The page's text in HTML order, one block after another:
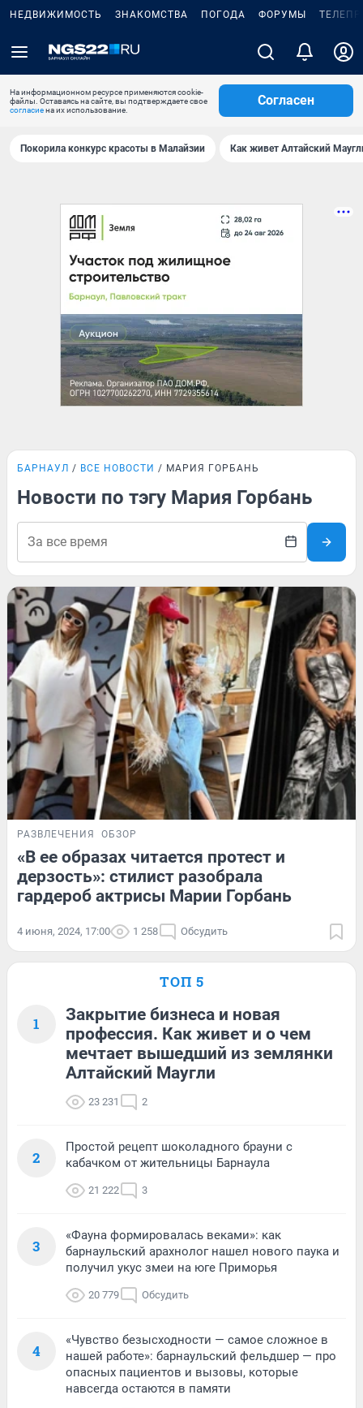
НЕДВИЖИМОСТЬ ЗНАКОМСТВА ПОГОДА ФОРУМЫ
На информационном ресурсе применяются cookie-
файлы. Оставаясь на сайте, вы подтверждаете свое
согласиена их использование.
Согласен
Покорила конкурс красоты в Малайзии Как живет Алтайский
БАРНАУЛ ВСЕ НОВОСТИ МАРИЯ ГОРБАНЬ
Новости по тэгу Мария Горбань
РАЗВЛЕЧЕНИЯ ОБЗОР
«В ее образах читается протест и
дерзость»: стилист разобрала
гардероб актрисы Марии Горбань
4 июня, 2024, 17:00 1 258 Обсудить
ТОП 5
1
Закрытие бизнеса и новая
профессия. Как живет и о чем
мечтает вышедший из землянки
Алтайский Маугли
23 231 2
2
Простой рецепт шоколадного брауни с
кабачком от жительницы Барнаула
21 222 3
3
«Фауна формировалась веками»: как
барнаульский арахнолог нашел нового паука и
получил укус змеи на юге Приморья
20 779 Обсудить
4
«Чувство безысходности — самое сложное в
нашей работе»: барнаульский фельдшер — про
опасных пациентов и вызовы, которые
навсегда остаются в памяти